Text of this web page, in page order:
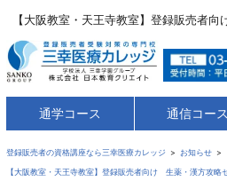
【大阪教室・天王寺教室】登録販売者
通学コース 通信コース
登録販売者の資格講座なら三幸医療カレッジ
お知らせ
【大阪教室・天王寺教室】登録販売者向け 生薬・漢方攻略